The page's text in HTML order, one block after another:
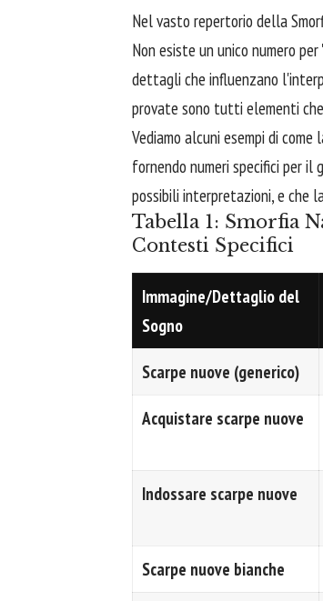
Nel vasto repertorio della
Non esiste un unico numero
dettagli che influenzano
provate sono tutti elementi
Vediamo alcuni esempi di
fornendo numeri specifici per
possibili interpretazioni, e che
Tabella 1: Smorfia
Contesti Specifici
Immagine/Dettaglio del
Sogno
Scarpe nuove (generico)
Acquistare scarpe nuove
Indossare scarpe nuove
Scarpe nuove bianche